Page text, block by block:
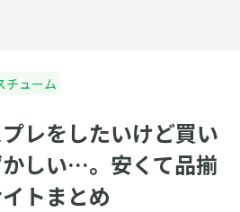
チューム
レをしたいけど買い
しい…。安くて品揃
トまとめ